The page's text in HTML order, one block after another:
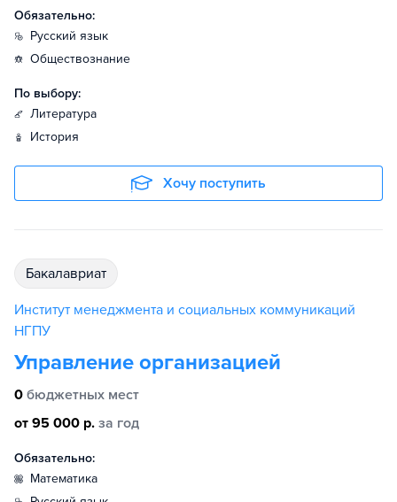
Обязательно:
русский язык
обществознание
По выбору:
литература
история
Хочу поступить
бакалавриат
Институт менеджмента и социальных коммуникаций
НГПУ
Управление организацией
0 бюджетных мест
от 95 000 р. за год
Обязательно:
математика